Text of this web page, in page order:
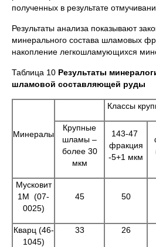
полученных в результате
Результаты анализа показывают
минерального состава шламовых
накопление легкошламующихся
Таблица 10 Результаты
шламовой составляющей руды
Минералы
Классы
Крупные
шламы –
более 30
мкм
143-47
фракция
-5+1 мкм
Мусковит
1М (07-
0025)
45 50
Кварц (46-
1045)
33 26